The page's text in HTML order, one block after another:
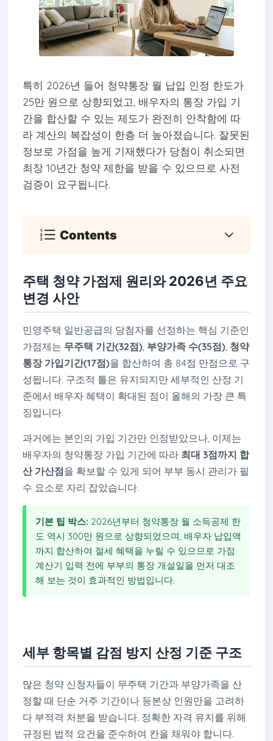
특히 2026년 들어 청약통장 월 납입 인정 한도가
25만 원으로 상향되었고, 배우자의 통장 가입 기
간을 합산할 수 있는 제도가 완전히 안착함에 따
라 계산의 복잡성이 한층 더 높아졌습니다. 잘못된
정보로 가점을 높게 기재했다가 당첨이 취소되면
최장 10년간 청약 제한을 받을 수 있으므로 사전
검증이 요구됩니다.
Contents
주택 청약 가점제 원리와 2026년 주요
변경 사안
민영주택 일반공급의 당첨자를 선정하는 핵심 기준인
가점제는 무주택 기간(32점), 부양가족 수(35점), 청약
통장 가입기간(17점)을 합산하여 총 84점 만점으로 구
성됩니다. 구조적 틀은 유지되지만 세부적인 산정 기
준에서 배우자 혜택이 확대된 점이 올해의 가장 큰 특
징입니다.
과거에는 본인의 가입 기간만 인정받았으나, 이제는
배우자의 청약통장 가입 기간에 따라 최대 3점까지 합
산 가산점을 확보할 수 있게 되어 부부 동시 관리가 필
수 요소로 자리 잡았습니다.
기본 팁 박스: 2026년부터 청약통장 월 소득공제 한
도 역시 300만 원으로 상향되었으며, 배우자 납입액
까지 합산하여 절세 혜택을 누릴 수 있으므로 가점
계산기 입력 전에 부부의 통장 개설일을 먼저 대조
해 보는 것이 효과적인 방법입니다.
세부 항목별 감점 방지 산정 기준 구조
많은 청약 신청자들이 무주택 기간과 부양가족을 산
정할 때 단순 거주 기간이나 등본상 인원만을 고려하
다 부적격 처분을 받습니다. 정확한 자격 유지를 위해
규정된 법적 요건을 준수하여 칸을 채워야 합니다.